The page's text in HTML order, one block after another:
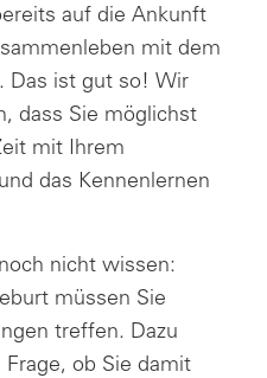
auf die Ankunft
mit dem
Das ist gut so! Wir
dass Sie möglichst
mit Ihrem
das Kennenlernen
nicht wissen:
müssen Sie
treffen. Dazu
ob Sie damit